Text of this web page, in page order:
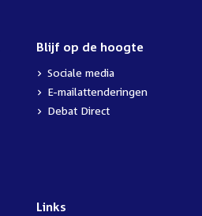
Blijf op de hoogte
Sociale media
E-mailattenderingen
Debat Direct
Links